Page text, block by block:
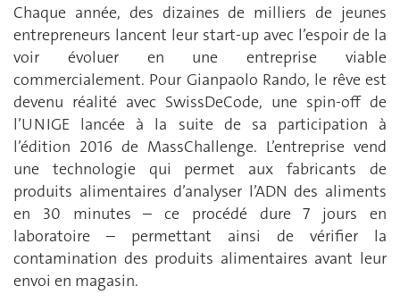
Chaque année, des dizaines de milliers de jeunes
entrepreneurs lancent leur start-up avec l’espoir de la
voir évoluer en une entreprise viable
commercialement. Pour Gianpaolo Rando, le rêve est
devenu réalité avec SwissDeCode, une spin-off de
l’UNIGE lancée à la suite de sa participation à
l’édition 2016 de MassChallenge. L’entreprise vend
une technologie qui permet aux fabricants de
produits alimentaires d’analyser l’ADN des aliments
en 30 minutes – ce procédé dure 7 jours en
laboratoire – permettant ainsi de vérifier la
contamination des produits alimentaires avant leur
envoi en magasin.